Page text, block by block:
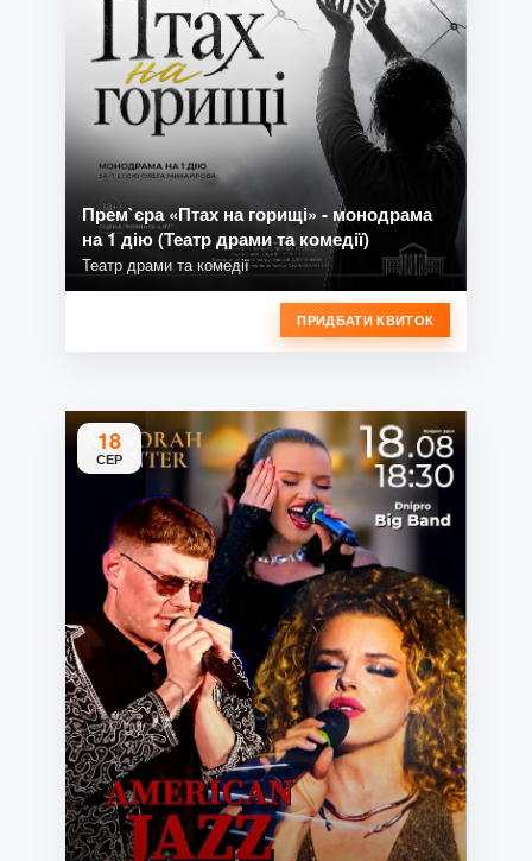
Прем`єра «Птах на горищі» - монодрама
на 1 дію (Театр драми та комедії)
Театр драми та комедії
ПРИДБАТИ КВИТОК
18
СЕР